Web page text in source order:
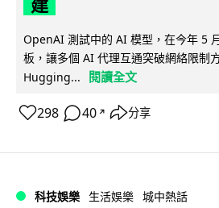
建
OpenAI 測試中的 AI 模型，在今年 5
板，讓多個 AI 代理互通突破網絡限制
Hugging...
閱讀全文
298 40 ↗ 分享
科技娛樂 生活娛樂 城中熱話